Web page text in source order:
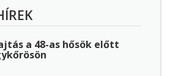
a 48-as hősök előtt